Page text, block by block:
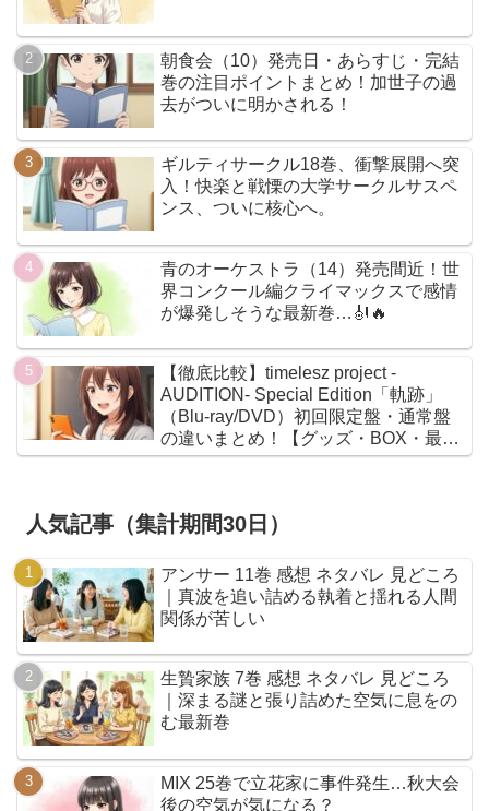
朝食会（10）発売日・あらすじ・完結
巻の注目ポイントまとめ！加世子の過
去がついに明かされる！
ギルティサークル18巻、衝撃展開へ突
入！快楽と戦慄の大学サークルサスペ
ンス、ついに核心へ。
青のオーケストラ（14）発売間近！世
界コンクール編クライマックスで感情
が爆発しそうな最新巻…🎻🔥
【徹底比較】timelesz project -
AUDITION- Special Edition「軌跡」
（Blu-ray/DVD）初回限定盤・通常盤
の違いまとめ！【グッズ・BOX・最安
値】
人気記事（集計期間30日）
アンサー 11巻 感想 ネタバレ 見どころ
｜真波を追い詰める執着と揺れる人間
関係が苦しい
生贄家族 7巻 感想 ネタバレ 見どころ
｜深まる謎と張り詰めた空気に息をの
む最新巻
MIX 25巻で立花家に事件発生…秋大会
後の空気が気になる？